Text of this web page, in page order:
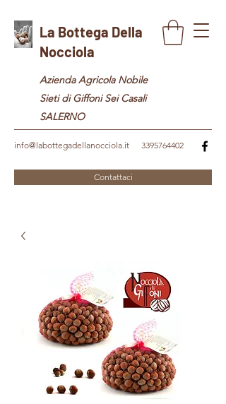
La Bottega Della
Nocciola
Azienda Agricola Nobile
Sieti di Giffoni Sei Casali
SALERNO
info@labottegadellanocciola.it 3395764402
Contattaci